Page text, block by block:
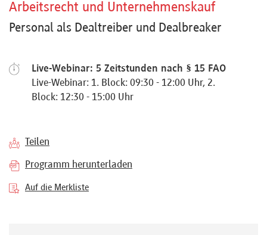
e-
Learnings
Arbeitsrecht und Unternehmenskauf
Personal als Dealtreiber und Dealbreaker
Live-Webinar: 5 Zeitstunden nach § 15 FAO
Live-Webinar: 1. Block: 09:30 - 12:00 Uhr, 2.
Block: 12:30 - 15:00 Uhr
Teilen
Programm herunterladen
Auf die Merkliste